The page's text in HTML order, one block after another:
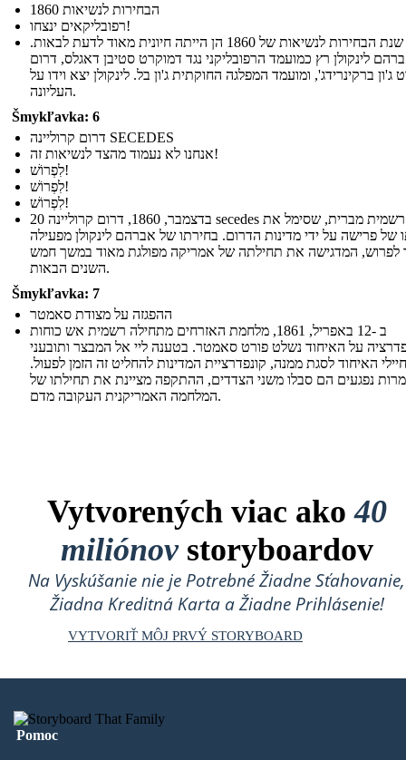
הבחירות לנשיאות 1860
רפובליקאים ינצחו!
שנת הבחירות לנשיאות של 1860 הן הייתה חיונית מאוד לדעת לבאות.
לינקולן רץ כמועמד הרפובליקני נגד דמוקרט סטיבן דאגלס, דרום
ג'ון ברקינרידג', ומועמד המפלגה החוקתית ג'ון בל. לינקולן יצא וידו על
העליונה.
Šmykľavka: 6
דרום קרוליינה SECEDES
אנחנו לא נעמוד מהצד לנשיאות זה!
לִפְרוֹשׁ!
לִפְרוֹשׁ!
לִפְרוֹשׁ!
20 בדצמבר, 1860, דרום קרוליינה secedes רשמית מברית, שסימל את
של פרישה על ידי מדינות הדרום. בחירתו של אברהם לינקולן מפעילה
לפרוש, המדגישה את תחילתה של אמריקה מפולגת מאוד במשך חמש
השנים הבאות.
Šmykľavka: 7
ההפגזה על מצודת סאמטר
ב -12 באפריל, 1861, מלחמת האזרחים מתחילה רשמית אש כוחות
על האיחוד נשלט פורט סאמטר. בטענה ליי אל המבצר ותובעני
חיילי האיחוד לסגת ממנה, קונפדרציית המדינות להחליט זה הזמן לפעול.
נפגעים הם סבלו משני הצדדים, ההתקפה מציינת את תחילתו של
המלחמה האמריקנית העקובה מדם.
Vytvorených viac ako40
miliónovstoryboardov
Na Vyskúšanie nie je Potrebné Žiadne Sťahovanie,
Žiadna Kreditná Karta a Žiadne Prihlásenie!
VYTVORIŤ MÔJ PRVÝ STORYBOARD
Pomoc